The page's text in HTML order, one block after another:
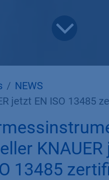
NEWS
jetzt EN ISO 13485
KNAUER
13485